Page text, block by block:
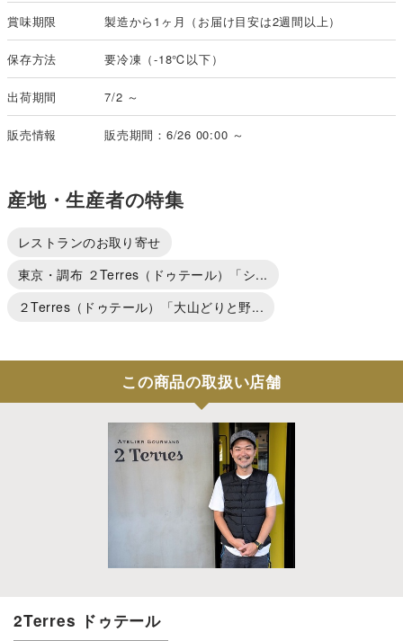
賞味期限 製造から1ヶ月（お届け目安は2週間以上）
保存方法 要冷凍（-18℃以下）
出荷期間 7/2 ～
販売情報 販売期間：6/26 00:00 ～
産地・生産者の特集
レストランのお取り寄せ
東京・調布 ２Terres（ドゥテール）「シ...
２Terres（ドゥテール）「大山どりと野...
この商品の取扱い店舗
2Terres ドゥテール